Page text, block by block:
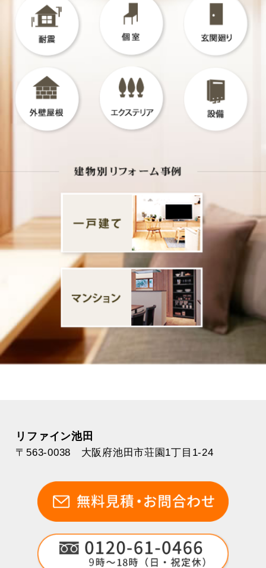
リファイン池田
〒563-0038 大阪府池田市荘園1丁目1-24